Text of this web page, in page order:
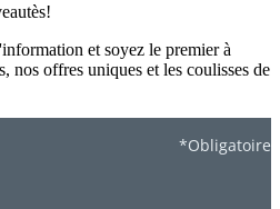
et soyez le premier à
nos offres uniques et les coulisses de
*Obligatoire